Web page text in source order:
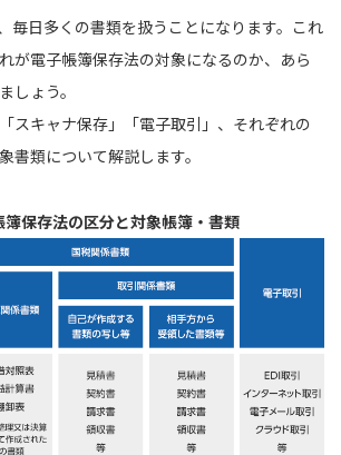
毎日多くの書類を扱うことになります。これ
が電子帳簿保存法の対象になるのか、あら
しょう。
スキャナ保存」「電子取引」、それぞれの
書類について解説します。
保存法の区分と対象帳簿・書類